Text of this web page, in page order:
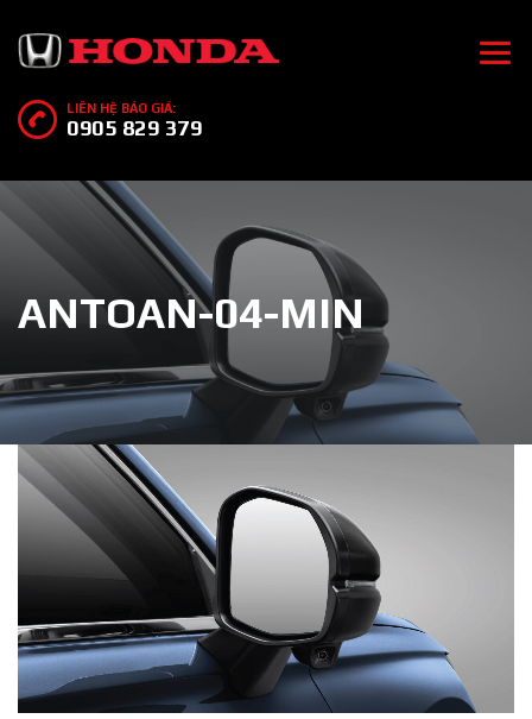
LIÊN HỆ BÁO GIÁ:
0905 829 379
ANTOAN-04-MIN